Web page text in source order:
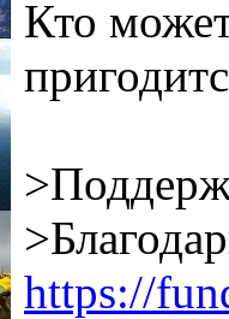
Кто
https://